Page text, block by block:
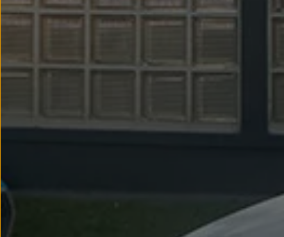
Poradnik kupującego
Volkswagen dla biznesu
Serwis i części
Przegląd okresowy
Naprawy i przeglądy
Pomoc w razie wypadku i awarii
Serwis i części na raty